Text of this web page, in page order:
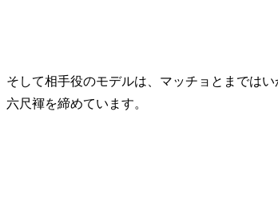
そして相手役のモデルは、マッチョとまでは
六尺褌を締めています。